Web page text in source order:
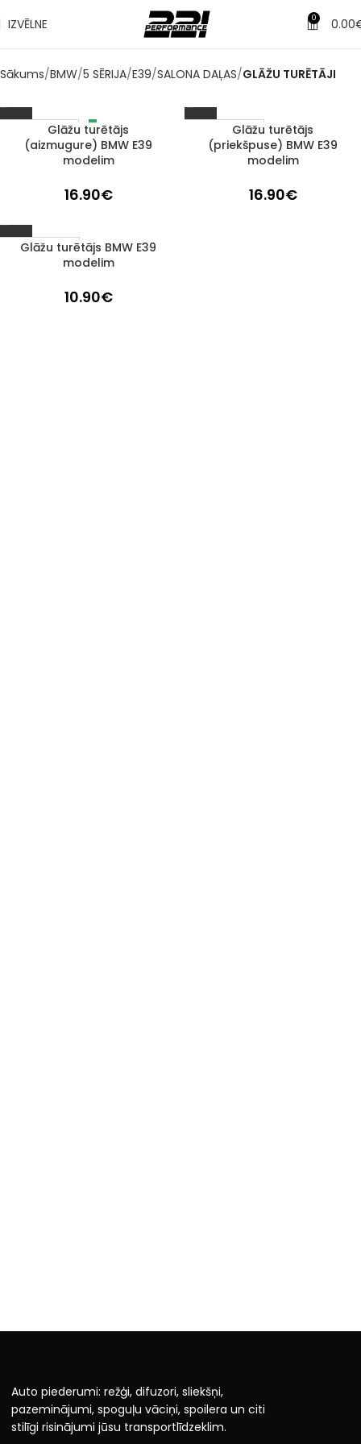
IZVĒLNE 0 0.00
Sākums BMW 5 SĒRIJA E39 SALONA DAĻAS GLĀŽU TURĒTĀJI
IZPĀRDOTSGlāžu turētājs
(aizmugure) BMW E39
modelim
16.90€
1–3 D. D.
Glāžu turētājs
(priekšpuse) BMW E39
modelim
16.90€
1–3 D. D.
Glāžu turētājs BMW E39
modelim
10.90€
Auto piederumi: režģi, difuzori, sliekšņi,
pazeminājumi, spoguļu vāciņi, spoilera un citi
stilīgi risinājumi jūsu transportlīdzeklim.